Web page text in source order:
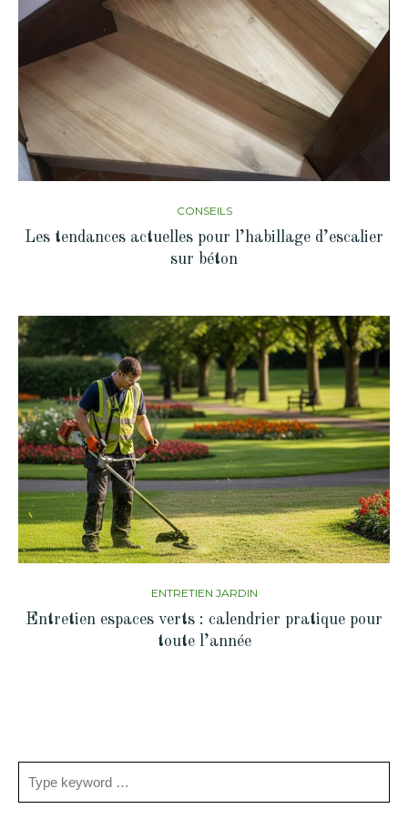
CONSEILS
Les tendances actuelles pour l’habillage d’escalier
sur béton
ENTRETIEN JARDIN
Entretien espaces verts : calendrier pratique pour
toute l’année